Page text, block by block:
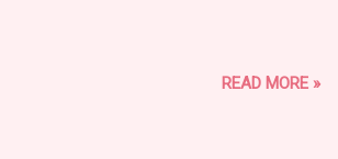
dari Body Care ke SkinCare
serum yang bisa kalian pilih yaitu adalah
READ MORE »